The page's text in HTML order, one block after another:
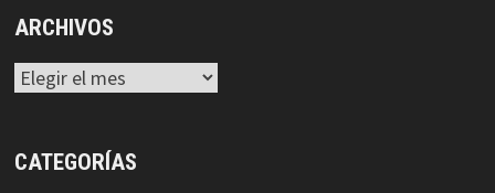
ARCHIVOS
Archivos
CATEGORÍAS